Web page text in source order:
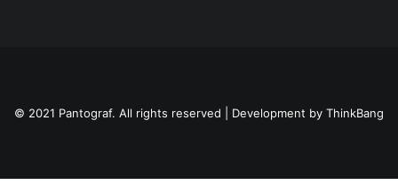
© 2021 Pantograf. All rights reserved | Development by ThinkBang